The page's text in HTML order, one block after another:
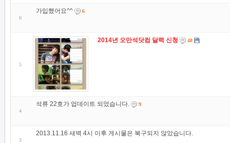
6
가입했어요^^ 6
5
2014년 오만석닷컴 달력 신청 48
4
석류 22호가 업데이트 되었습니다. 9
3
2013.11.16 새벽 4시 이후 게시물은 복구되지 않았습니다.